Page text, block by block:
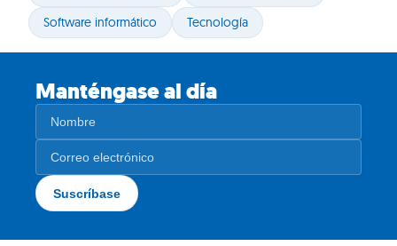
Software informático
Tecnología
Manténgase al día